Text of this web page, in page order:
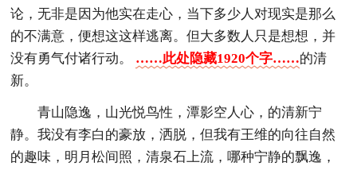
论，无非是因为他实在走心，当下多少人对现实是那么
的不满意，便想这这样逃离。但大多数人只是想想，并
没有勇气付诸行动。 ……此处隐藏1920个字……的清
新。
青山隐逸，山光悦鸟性，潭影空人心，的清新宁
静。我没有李白的豪放，洒脱，但我有王维的向往自然
的趣味，明月松间照，清泉石上流，哪种宁静的飘逸，